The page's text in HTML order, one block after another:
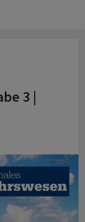
3 |